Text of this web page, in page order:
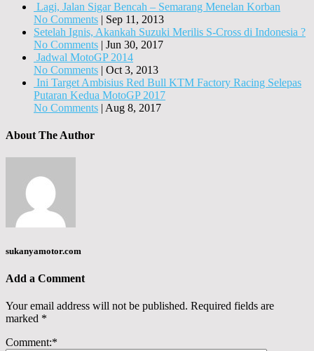
Lagi, Jalan Sigar Bencah – Semarang Menelan Korban
No Comments | Sep 11, 2013
​Setelah Ignis, Akankah Suzuki Merilis S-Cross di Indonesia ?
No Comments | Jun 30, 2017
Jadwal MotoGP 2014
No Comments | Oct 3, 2013
Ini Target Ambisius Red Bull KTM Factory Racing Selepas
Putaran Kedua MotoGP 2017
No Comments | Aug 8, 2017
About The Author
sukanyamotor.com
Add a Comment
Your email address will not be published. Required fields are
marked *
Comment:*